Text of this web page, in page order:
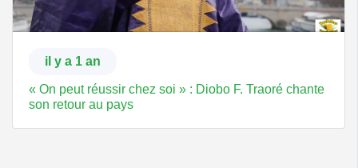
il y a 1 an
« On peut réussir chez soi » : Diobo F. Traoré chante
son retour au pays